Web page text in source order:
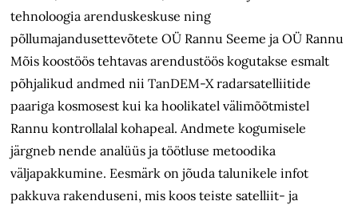
tehnoloogia arenduskeskuse ning
põllumajandusettevõtete OÜ Rannu Seeme ja OÜ Rannu
Mõis koostöös tehtavas arendustöös kogutakse esmalt
põhjalikud andmed nii TanDEM-X radarsatelliitide
paariga kosmosest kui ka hoolikatel välimõõtmistel
Rannu kontrollalal kohapeal. Andmete kogumisele
järgneb nende analüüs ja töötluse metoodika
väljapakkumine. Eesmärk on jõuda talunikele infot
pakkuva rakenduseni, mis koos teiste satelliit- ja